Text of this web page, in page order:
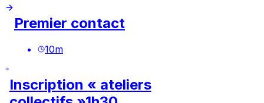
Premier contact
10m
Inscription « ateliers